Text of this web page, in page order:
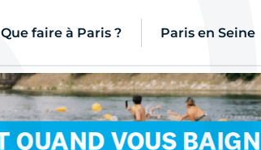
Que faire à Paris ? Paris en Seine